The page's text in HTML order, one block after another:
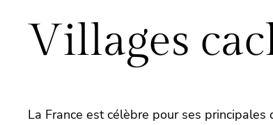
Villages
La France est célèbre pour ses principales